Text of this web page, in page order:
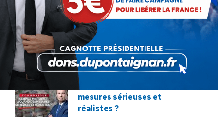
18 juin 2026
Macron veut tuer notre
élevage !
12 décembre 2025
Service militaire : à quand des
mesures sérieuses et
réalistes ?